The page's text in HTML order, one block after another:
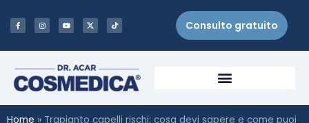
Consulto gratuito
Home » Trapianto capelli rischi: cosa devi sapere e come puoi